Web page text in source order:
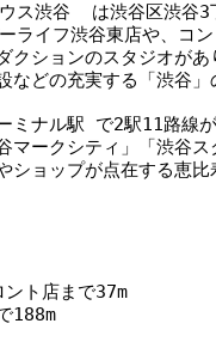
ス渋谷  は渋谷区渋谷3
ライフ渋谷東店や、コ
クションのスタジオが
などの充実する「渋谷
ミナル駅 で2駅11路線
マークシティ」「渋谷
ショップが点在する恵
ト店まで37m
188m